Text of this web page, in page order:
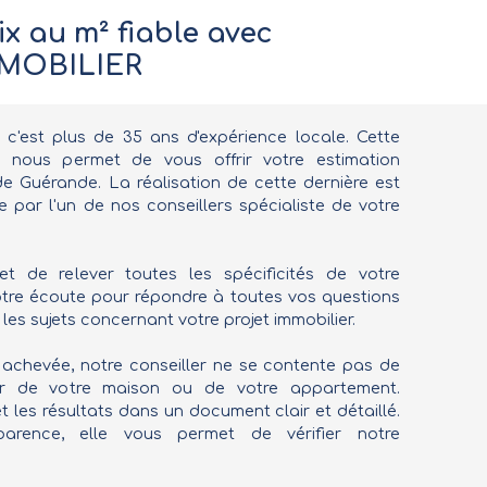
au m² fiable avec
c'est plus de 35 ans d'expérience locale. Cette
permet de vous offrir votre estimation
Guérande. La réalisation de cette dernière est
par l'un de nos conseillers spécialiste de votre
de relever toutes les spécificités de votre
écoute pour répondre à toutes vos questions
sujets concernant votre projet immobilier.
notre conseiller ne se contente pas de
de votre maison ou de votre appartement.
les résultats dans un document clair et détaillé.
elle vous permet de vérifier notre